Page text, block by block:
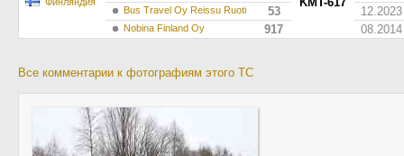
Bus Travel Oy Reissu Ruoti 53 12.2023
Nobina Finland Oy 917 08.2014
Все комментарии к фотографиям этого ТС